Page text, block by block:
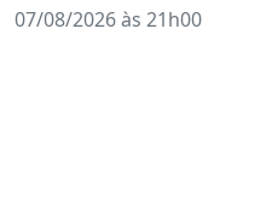
07/08/2026 às 21h00